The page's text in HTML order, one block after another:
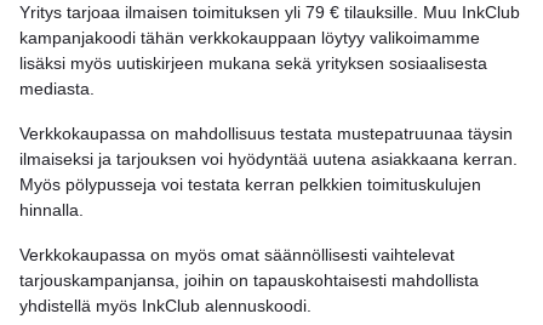
Yritys tarjoaa ilmaisen toimituksen yli 79 € tilauksille. Muu InkClub
kampanjakoodi tähän verkkokauppaan löytyy valikoimamme
lisäksi myös uutiskirjeen mukana sekä yrityksen sosiaalisesta
mediasta.
Verkkokaupassa on mahdollisuus testata mustepatruunaa täysin
ilmaiseksi ja tarjouksen voi hyödyntää uutena asiakkaana kerran.
Myös pölypusseja voi testata kerran pelkkien toimituskulujen
hinnalla.
Verkkokaupassa on myös omat säännöllisesti vaihtelevat
tarjouskampanjansa, joihin on tapauskohtaisesti mahdollista
yhdistellä myös InkClub alennuskoodi.